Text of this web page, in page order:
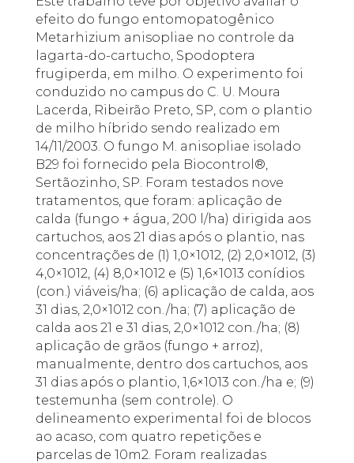
efeito do fungo entomopatogênico
Metarhizium anisopliae no controle da
lagarta-do-cartucho, Spodoptera
frugiperda, em milho. O experimento foi
conduzido no campus do C. U. Moura
Lacerda, Ribeirão Preto, SP, com o plantio
de milho híbrido sendo realizado em
14/11/2003. O fungo M. anisopliae isolado
B29 foi fornecido pela Biocontrol®,
Sertãozinho, SP. Foram testados nove
tratamentos, que foram: aplicação de
calda (fungo + água, 200 l/ha) dirigida aos
cartuchos, aos 21 dias após o plantio, nas
concentrações de (1) 1,0×1012, (2) 2,0×1012, (3)
4,0×1012, (4) 8,0×1012 e (5) 1,6×1013 conídios
(con.) viáveis/ha; (6) aplicação de calda, aos
31 dias, 2,0×1012 con./ha; (7) aplicação de
calda aos 21 e 31 dias, 2,0×1012 con./ha; (8)
aplicação de grãos (fungo + arroz),
manualmente, dentro dos cartuchos, aos
31 dias após o plantio, 1,6×1013 con./ha e; (9)
testemunha (sem controle). O
delineamento experimental foi de blocos
ao acaso, com quatro repetições e
parcelas de 10m2. Foram realizadas